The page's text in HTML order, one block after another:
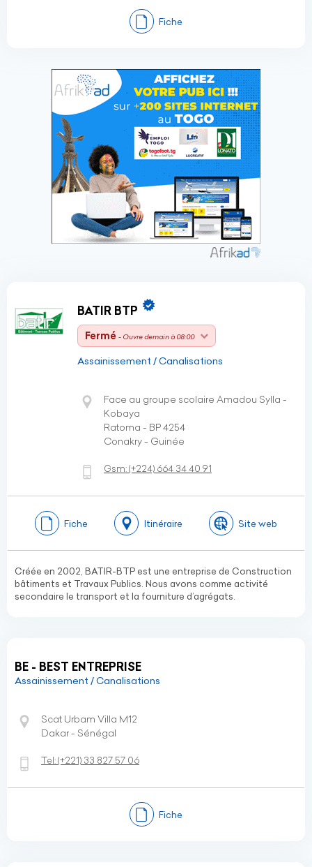
Fiche
BATIR BTP
Fermé - Ouvre demain à 08:00
Assainissement / Canalisations
Face au groupe scolaire Amadou Sylla -
Kobaya
Ratoma - BP 4254
Conakry - Guinée
Gsm:(+224) 664 34 40 91
Fiche Itinéraire Site web
Créée en 2002, BATIR-BTP est une entreprise de Construction
bâtiments et Travaux Publics. Nous avons comme activité
secondaire le transport et la fourniture d’agrégats.
BE - BEST ENTREPRISE
Assainissement / Canalisations
Scat Urbam Villa M12
Dakar - Sénégal
Tel:(+221) 33 827 57 06
Fiche